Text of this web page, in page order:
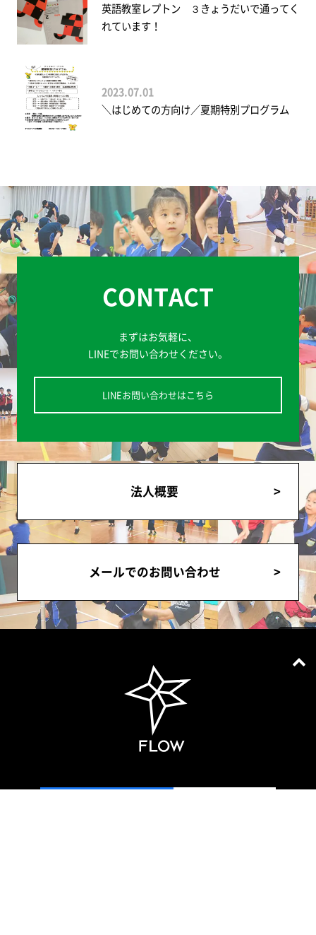
英語教室レプトン ３きょうだいで通ってく
れています！
2023.07.01
＼はじめての方向け／夏期特別プログラム
CONTACT
まずはお気軽に、
LINEでお問い合わせください。
LINEお問い合わせはこちら
法人概要
メールでのお問い合わせ